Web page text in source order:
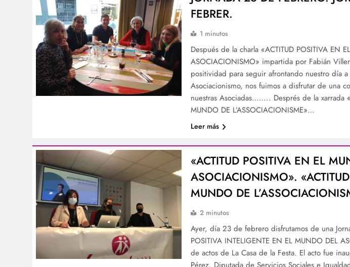
FEBRER.
1 minutos
Después de la charla «ACTITUD POSITIVA EN
ASOCIACIONISMO» impartida por Fabián
positividad para seguir afrontando nuestro día
Asociacionismo, nos fuimos a disfrutar de una
nuestras Asociadas…….. Després de la xarrada
MUNDO DE L’ASSOCIACIONISME»…
Leer más
«ACTITUD POSITIVA EN EL
ASOCIACIONISMO».
MUNDO DE
2 minutos
Ayer, día 23 de febrero disfrutamos de una
POSITIVA INTELIGENTE EN EL MUNDO DEL
de actos de La Casa de la Festa. El acto fue